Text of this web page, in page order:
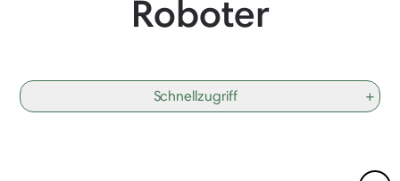
Roboter
Schnellzugriff +